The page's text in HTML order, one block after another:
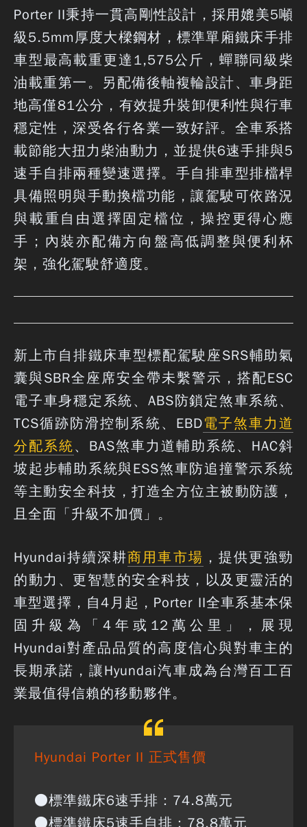
Porter II秉持一貫高剛性設計，採用媲美5噸
級5.5mm厚度大樑鋼材，標準單廂鐵床手排
車型最高載重更達1,575公斤，蟬聯同級柴
油載重第一。另配備後軸複輪設計、車身距
地高僅81公分，有效提升裝卸便利性與行車
穩定性，深受各行各業一致好評。全車系搭
載節能大扭力柴油動力，並提供6速手排與5
速手自排兩種變速選擇。手自排車型排檔桿
具備照明與手動換檔功能，讓駕駛可依路況
與載重自由選擇固定檔位，操控更得心應
手；內裝亦配備方向盤高低調整與便利杯
架，強化駕駛舒適度。
新上市自排鐵床車型標配駕駛座SRS輔助氣
囊與SBR全座席安全帶未繫警示，搭配ESC
電子車身穩定系統、ABS防鎖定煞車系統、
TCS循跡防滑控制系統、EBD電子煞車力道
分配系統、BAS煞車力道輔助系統、HAC斜
坡起步輔助系統與ESS煞車防追撞警示系統
等主動安全科技，打造全方位主被動防護，
且全面「升級不加價」。
Hyundai持續深耕商用車市場 ，提供更強勁
的動力、更智慧的安全科技，以及更靈活的
車型選擇，自4月起，Porter II全車系基本保
固升級為「4年或12萬公里」，展現
Hyundai對產品品質的高度信心與對車主的
長期承諾，讓Hyundai汽車成為台灣百工百
業最值得信賴的移動夥伴。
Hyundai Porter II 正式售價
●標準鐵床6速手排：74.8萬元
●標準鐵床5速手自排：78.8萬元